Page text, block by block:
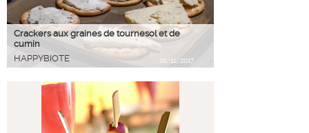
Crackers aux graines de tournesol et de
cumin
HAPPYBIOTE
01/11/2017